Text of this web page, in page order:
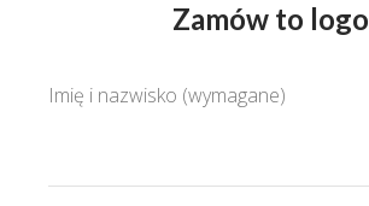
Zamów to logo
Imię i nazwisko (wymagane)